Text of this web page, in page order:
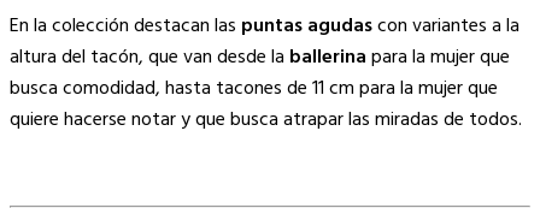
En la colección destacan las puntas agudascon variantes a la
altura del tacón, que van desde la ballerinapara la mujer que
busca comodidad, hasta tacones de 11 cm para la mujer que
quiere hacerse notar y que busca atrapar las miradas de todos.